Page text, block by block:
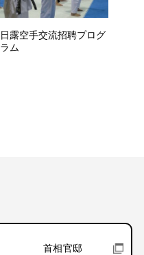
日露空手交流招聘プログ
ラム
首相官邸